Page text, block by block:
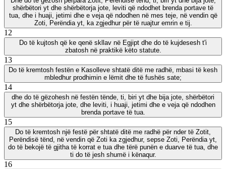
shërbëtori yt dhe shërbëtorja jote, leviti që ndodhet brenda portave të
tua, dhe i huaji, jetimi dhe e veja që ndodhen në mes teje, në vendin që
Zoti, Perëndia yt, ka zgjedhur për të ruajtur emrin e tij.
12
Do të kujtosh që ke qenë skllav në Egjipt dhe do të kujdesesh t'i
zbatosh në praktikë këto statute.
13
Do të kremtosh festën e Kasolleve shtatë ditë me radhë, mbasi të kesh
mbledhur prodhimin e lëmit dhe të fushës sate;
14
dhe do të gëzohesh në festën tënde, ti, biri yt dhe bija jote, shërbëtori
yt dhe shërbëtorja jote, dhe leviti, i huaji, jetimi dhe e veja që ndodhen
brenda portave të tua.
15
Do të kremtosh një festë për shtatë ditë me radhë për nder të Zotit,
Perëndisë tënd, në vendin që Zoti ka zgjedhur, sepse Zoti, Perëndia yt,
do të bekojë të gjitha të korrat e tua dhe tërë punën e duarve të tua, dhe
ti do të jesh shumë i kënaqur.
16